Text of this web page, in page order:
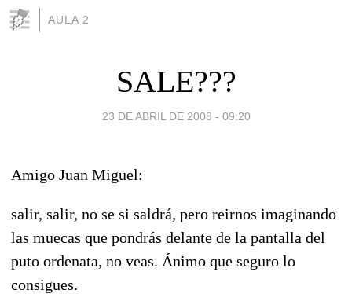
AULA 2
SALE???
23 DE ABRIL DE 2008 - 09:20
Amigo Juan Miguel:
salir, salir, no se si saldrá, pero reirnos imaginando
las muecas que pondrás delante de la pantalla del
puto ordenata, no veas. Ánimo que seguro lo
consigues.